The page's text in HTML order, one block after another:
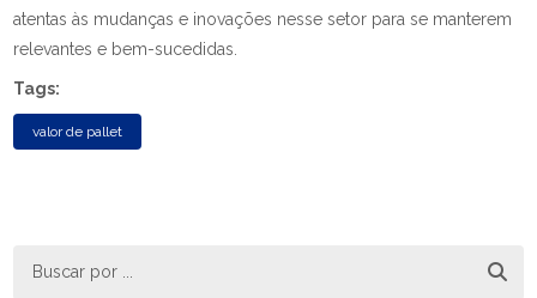
atentas às mudanças e inovações nesse setor para se manterem
relevantes e bem-sucedidas.
Tags:
valor de pallet